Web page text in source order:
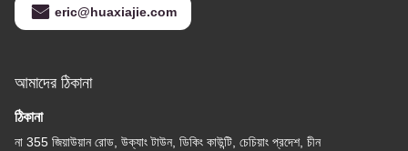
eric@huaxiajie.com
আমাদের ঠিকানা
ঠিকানা
না 355 জিয়াউয়ান রোড, উক্যাং টাউন, ডিকিং কাউন্টি, চেচিয়াং প্রদেশ, চীন